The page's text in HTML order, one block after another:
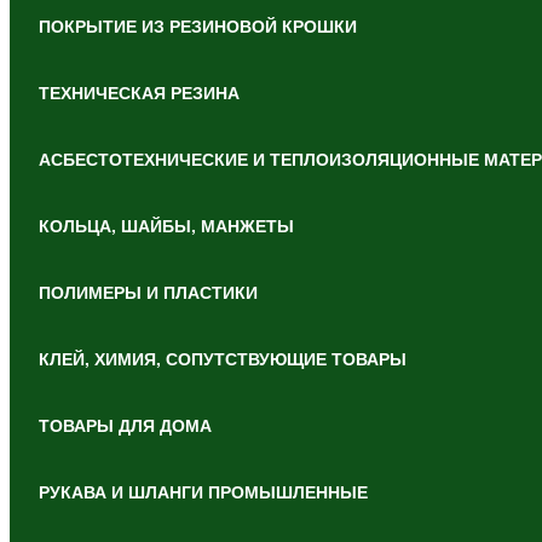
ПОКРЫТИЕ ИЗ РЕЗИНОВОЙ КРОШКИ
ТЕХНИЧЕСКАЯ РЕЗИНА
АСБЕСТОТЕХНИЧЕСКИЕ И ТЕПЛОИЗОЛЯЦИОННЫЕ
КОЛЬЦА, ШАЙБЫ, МАНЖЕТЫ
ПОЛИМЕРЫ И ПЛАСТИКИ
КЛЕЙ, ХИМИЯ, СОПУТСТВУЮЩИЕ ТОВАРЫ
ТОВАРЫ ДЛЯ ДОМА
РУКАВА И ШЛАНГИ ПРОМЫШЛЕННЫЕ